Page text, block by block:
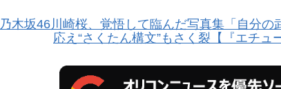
乃木坂46川崎桜、覚悟して臨んだ写真集「自分の
応え“さくたん構文”もさく裂【『エチュ